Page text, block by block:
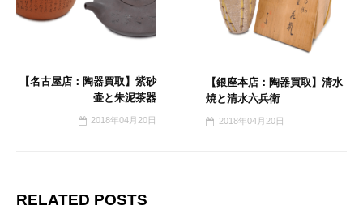
【名古屋店：陶器買取】紫砂
壷と朱泥茶器
2018年04月20日
【銀座本店：陶器買取】清水
焼と清水六兵衛
2018年04月20日
RELATED POSTS